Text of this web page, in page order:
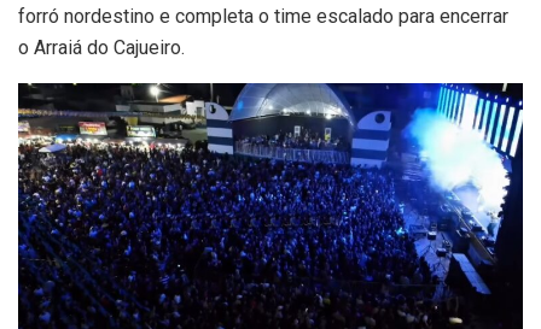
forró nordestino e completa o time escalado para encerrar
o Arraiá do Cajueiro.